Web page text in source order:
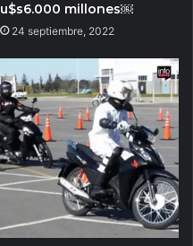
u$s6.000 millones￼
24 septiembre, 2022